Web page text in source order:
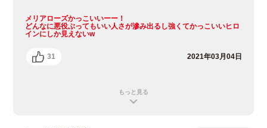
メリアローズかっこいいーー！
どんなに悪役ぶってもいい人さが滲み出るし強くてかっこいいヒロ
インにしか見えないw
31 2021年03月04日
もっと見る